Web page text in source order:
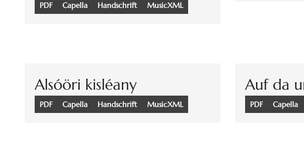
PDF Capella Handschrift MusicXML
Alsóöri kisléany
PDF Capella Handschrift MusicXML
Auf da
PDF Capella